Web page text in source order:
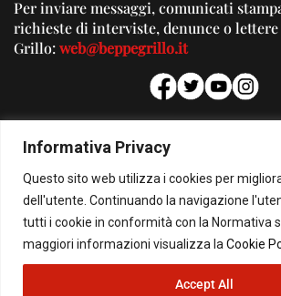
Informativa Privacy
Questo sito web utilizza i cookies per
dell'utente. Continuando la navigazione
tutti i cookie in conformità con la Normativa
maggiori informazioni visualizza la Cookie
Accept All
Per inviare messaggi, comunicati
richieste di interviste, denunce o lettere
Grillo:web@beppegrillo.it
Per la tua
© Copyright 2026 - Il Blog di Beppe Grillo. All Rights